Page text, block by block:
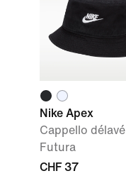
Nike Apex
Cappello délavé
Futura
CHF 37